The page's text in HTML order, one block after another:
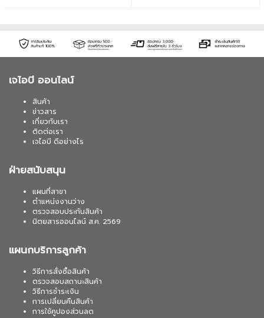
เจไอบี ออนไลน์
สินค้า
ข่าวสาร
เกี่ยวกับเรา
ติดต่อเรา
เจไอบี ดีอย่างไร
ฝ่ายสนับสนุน
แผนที่สาขา
ตำแหน่งงานว่าง
ตรวจสอบประกันสินค้า
นิตยสารออนไลน์ ส.ค. 2569
แผนกบริการลูกค้า
วิธีการสั่งซื้อสินค้า
ตรวจสอบสถานะสินค้า
วิธีการชำระเงิน
การเปลี่ยนคืนสินค้า
การใช้คูปองส่วนลด